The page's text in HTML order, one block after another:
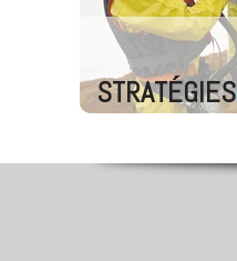
STRATÉGIES